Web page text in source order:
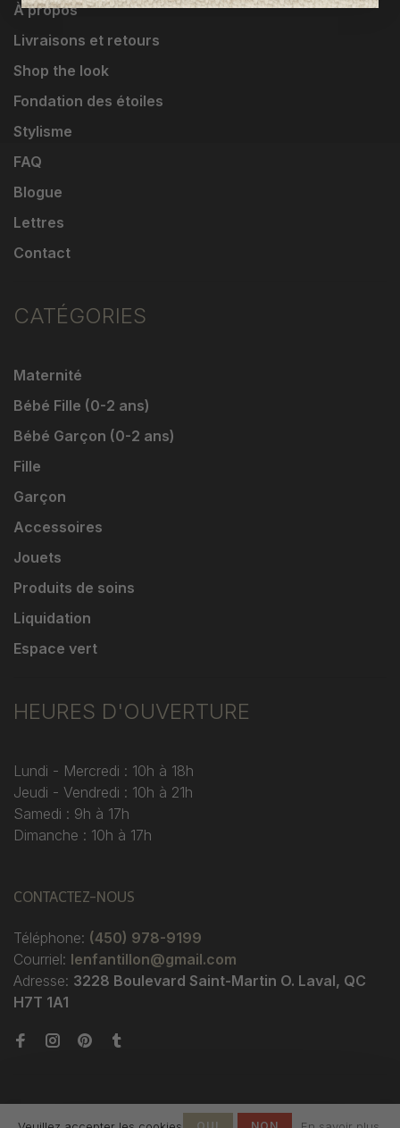
À propos
Livraisons et retours
Shop the look
Fondation des étoiles
Stylisme
FAQ
Blogue
Lettres
Contact
CATÉGORIES
Maternité
Bébé Fille (0-2 ans)
Bébé Garçon (0-2 ans)
Fille
Garçon
Accessoires
Jouets
Produits de soins
Liquidation
Espace vert
HEURES D'OUVERTURE
Lundi - Mercredi : 10h à 18h
Jeudi - Vendredi : 10h à 21h
Samedi : 9h à 17h
Dimanche : 10h à 17h
CONTACTEZ-NOUS
Téléphone: (450) 978-9199
Courriel: lenfantillon@gmail.com
Adresse: 3228 Boulevard Saint-Martin O. Laval, QC
H7T 1A1